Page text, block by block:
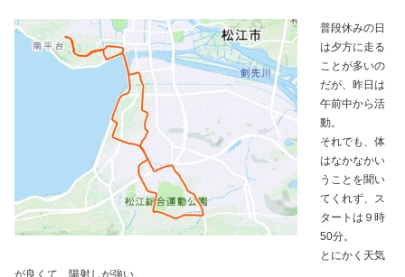
普段休みの日
は夕方に走る
ことが多いの
だが、昨日は
午前中から活
動。
それでも、体
はなかなかい
うことを聞い
てくれず、ス
タートは９時
50分。
とにかく天気
が良くて、陽射しが強い。